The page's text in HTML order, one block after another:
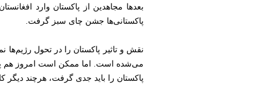
بعدها مجاهدین از پاکستان وارد
پاکستانی‌ها جشن چای سبز گرفت.
نقش و تاثیر پاکستان را در تحول
می‌شده است. اما ممکن است امروز هم
پاکستان را باید جدی گرفت، هرچند دیگر